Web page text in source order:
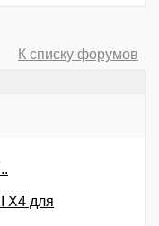
К списку форумов
X4 для